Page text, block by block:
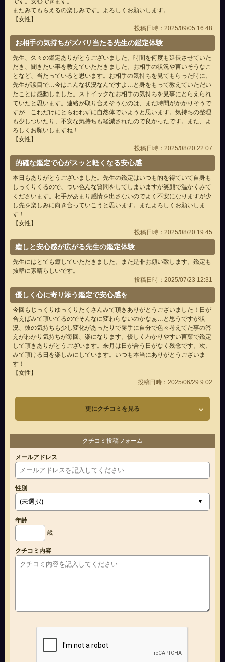
またみてもらえるの楽しみです。よろしくお願いします。
【女性】
投稿日時：2025/09/05 16:48
お相手の気持ちがズバリ当たる先生の鑑定体験
先生、久々の鑑定ありがとうございました。時間を何度も延長させていた
だき、聞きたい事を教えていただきました。お相手の状況や言いそうなこ
となど、当たっていると思います。お相手の気持ちを見てもらった時に、
先生が涙目で…今はこんな状況なんですよ…と身をもって教えていただい
たことは感動しました。ストイックなお相手の気持ちを見事にとらえられ
ていたと思います。連絡が取り合えそうなのは、まだ時間がかかりそうで
すが…これだけにとらわれずに自然体でいようと思います。気持ちの整理
も少しついたり、不安な気持ちも軽減されたので良かったです。また、よ
ろしくお願いしますね！
【女性】
投稿日時：2025/08/20 22:07
的確な鑑定で心がスッと軽くなる安心感
本日もありがとうございました。先生の鑑定はいつも的を得ていて自身も
しっくりくるので、つい色んな質問をしてしまいますが笑顔で温かくみて
くださいます。相手があまり感情を出さないのでよく不安になりますが少
し先を楽しみに向き合っていこうと思います。またよろしくお願いしま
す！
【女性】
投稿日時：2025/08/20 19:45
癒しと安心感が広がる先生の鑑定体験
先生にはとても癒していただきました。また是非お願い致します。鑑定も
抜群に素晴らしいです。
投稿日時：2025/07/23 12:31
優しく心に寄り添う鑑定で安心感を
今回もじっくりゆっくりたくさんみて頂きありがとうございました！日が
合えばみて頂いてるのでそんなに変わらないのかなぁ…と思うですが状
況、彼の気持ちも少し変化があったりで勝手に自分で色々考えてた事の答
えがわかり気持ちが毎回、楽になります。優しくわかりやすい言葉で鑑定
して頂きありがとうございます。来月は日が合う日がなく残念です。次、
みて頂ける日を楽しみにしています。いつも本当にありがとうございま
す！
【女性】
投稿日時：2025/06/29 9:02
更にクチコミを見る
クチコミ投稿フォーム
メールアドレス
性別
年齢
歳
クチコミ内容